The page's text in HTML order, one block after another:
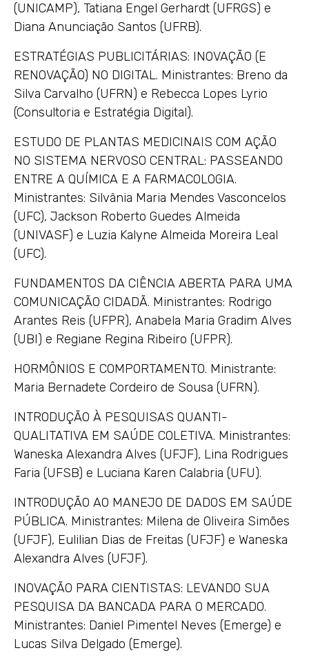
(UNICAMP), Tatiana Engel Gerhardt (UFRGS) e
Diana Anunciação Santos (UFRB).
ESTRATÉGIAS PUBLICITÁRIAS: INOVAÇÃO (E
RENOVAÇÃO) NO DIGITAL. Ministrantes: Breno da
Silva Carvalho (UFRN) e Rebecca Lopes Lyrio
(Consultoria e Estratégia Digital).
ESTUDO DE PLANTAS MEDICINAIS COM AÇÃO
NO SISTEMA NERVOSO CENTRAL: PASSEANDO
ENTRE A QUÍMICA E A FARMACOLOGIA.
Ministrantes: Silvânia Maria Mendes Vasconcelos
(UFC), Jackson Roberto Guedes Almeida
(UNIVASF) e Luzia Kalyne Almeida Moreira Leal
(UFC).
FUNDAMENTOS DA CIÊNCIA ABERTA PARA UMA
COMUNICAÇÃO CIDADÃ. Ministrantes: Rodrigo
Arantes Reis (UFPR), Anabela Maria Gradim Alves
(UBI) e Regiane Regina Ribeiro (UFPR).
HORMÔNIOS E COMPORTAMENTO. Ministrante:
Maria Bernadete Cordeiro de Sousa (UFRN).
INTRODUÇÃO À PESQUISAS QUANTI-
QUALITATIVA EM SAÚDE COLETIVA. Ministrantes:
Waneska Alexandra Alves (UFJF), Lina Rodrigues
Faria (UFSB) e Luciana Karen Calabria (UFU).
INTRODUÇÃO AO MANEJO DE DADOS EM SAÚDE
PÚBLICA. Ministrantes: Milena de Oliveira Simões
(UFJF), Eulilian Dias de Freitas (UFJF) e Waneska
Alexandra Alves (UFJF).
INOVAÇÃO PARA CIENTISTAS: LEVANDO SUA
PESQUISA DA BANCADA PARA O MERCADO.
Ministrantes: Daniel Pimentel Neves (Emerge) e
Lucas Silva Delgado (Emerge).